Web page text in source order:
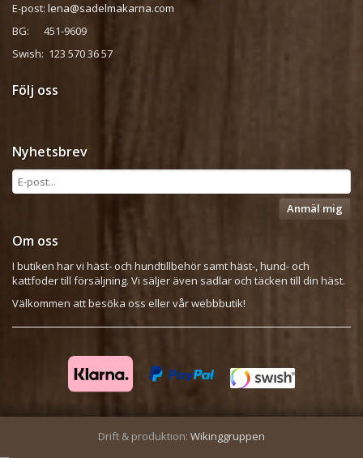
E-post: lena@sadelmakarna.com
BG: 451-9609
Swish: 123 570 36 57
Följ oss
Nyhetsbrev
Anmäl mig
Om oss
I butiken har vi häst- och hundtillbehör samt häst-, hund- och
kattfoder till försäljning. Vi säljer även sadlar och täcken till din häst.
Välkommen att besöka oss eller vår webbbutik!
Drift & produktion: Wikinggruppen